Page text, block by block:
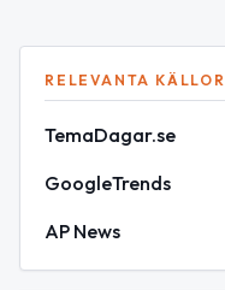
RELEVANTA KÄLLOR
TemaDagar.se
GoogleTrends
AP News